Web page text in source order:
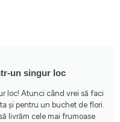
un singur loc
loc! Atunci când vrei să faci
și pentru un buchet de flori.
livrăm cele mai frumoase